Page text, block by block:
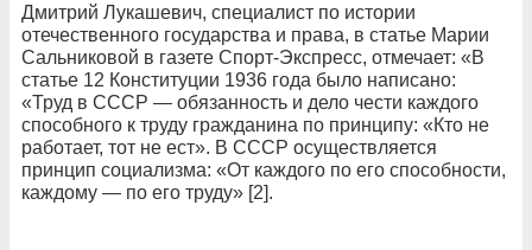
Дмитрий Лукашевич, специалист по истории
отечественного государства и права, в статье Марии
Сальниковой в газете Спорт-Экспресс, отмечает: «В
статье 12 Конституции 1936 года было написано:
«Труд в СССР — обязанность и дело чести каждого
способного к труду гражданина по принципу: «Кто не
работает, тот не ест». В СССР осуществляется
принцип социализма: «От каждого по его способности,
каждому — по его труду» [2].